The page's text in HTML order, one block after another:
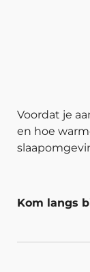
Voordat je
en hoe
Kom langs